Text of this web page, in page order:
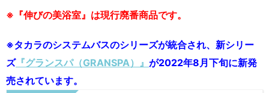
※『伸びの美浴室』は現行廃番商品です。
※タカラのシステムバスのシリーズが統合され、新シリー
ズ『グランスパ（GRANSPA）』 が2022年8月下旬に新発
売されています。